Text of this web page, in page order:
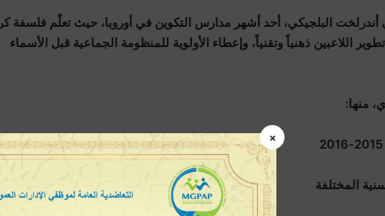
أندرلخت البلجيكي، أحد أشهر مدارس التكوين في أوروبا، حيث تعلّم فلسفة
اللاعبين ذهنياً وتقنياً، وإعطاء الأولوية للمنظومة الجماعية قبل الأسماء
منها:
المختلفة
×